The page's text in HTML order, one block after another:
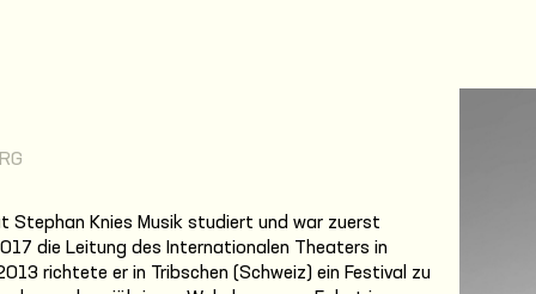
Stephan Knies Musik studiert und war zuerst
die Leitung des Internationalen Theaters in
richtete er in Tribschen (Schweiz) ein Festival zu